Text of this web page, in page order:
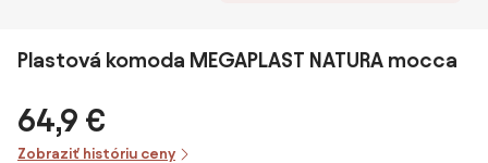
Plastová komoda MEGAPLAST NATURA mocca
64,9 €
Zobraziť históriu ceny